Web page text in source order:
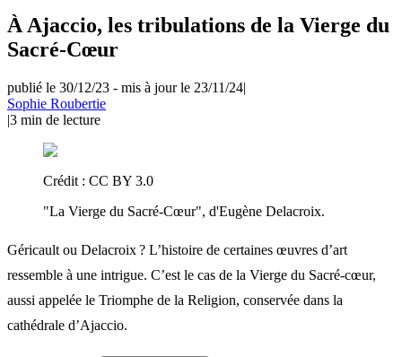
À Ajaccio, les tribulations de la Vierge du
Sacré-Cœur
publié le 30/12/23 - mis à jour le 23/11/24|
Sophie Roubertie
|3 min de lecture
Crédit : CC BY 3.0
"La Vierge du Sacré-Cœur", d'Eugène Delacroix.
Géricault ou Delacroix ? L’histoire de certaines œuvres d’art
ressemble à une intrigue. C’est le cas de la Vierge du Sacré-cœur,
aussi appelée le Triomphe de la Religion, conservée dans la
cathédrale d’Ajaccio.